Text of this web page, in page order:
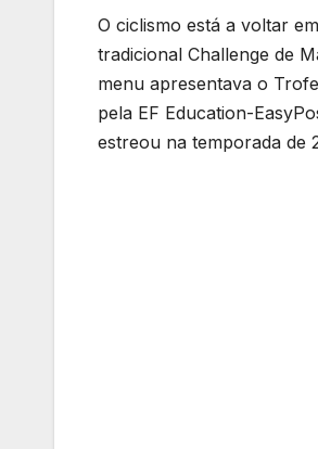
O ciclismo está a voltar
tradicional Challenge de
menu apresentava o
pela EF Education-
estreou na temporada de